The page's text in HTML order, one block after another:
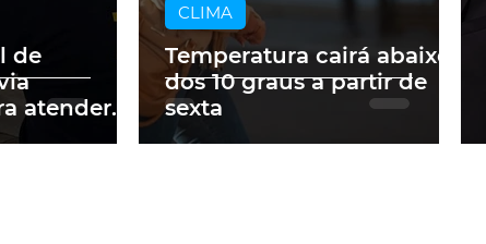
de
atender
no
Temperatura cairá abaixo
dos 10 graus a partir de
sexta
CLIMA